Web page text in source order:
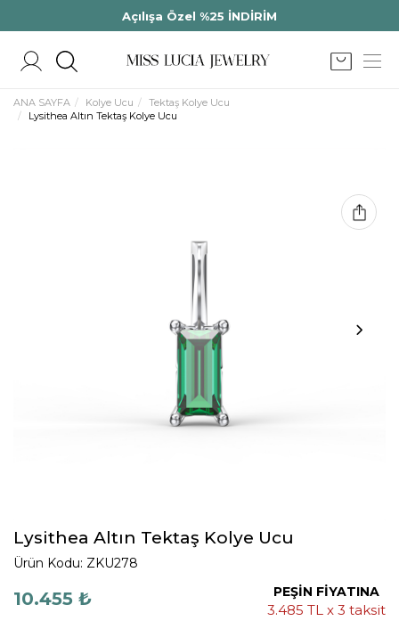
Açılışa Özel %25 İNDİRİM
ANA SAYFA Kolye Ucu
Tektaş Kolye Ucu
Lysithea Altın Tektaş Kolye Ucu
Lysithea Altın Tektaş Kolye Ucu
Ürün Kodu: ZKU278
10.455 ₺ PEŞİN FİYATINA
3.485 TL x 3 taksit